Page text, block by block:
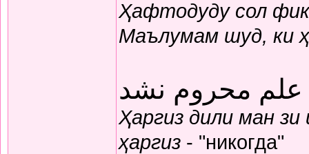
Ҳафтодуду сол
Маълумам шуд, ки
محروم نشد
Ҳаргиз дили ман
ҳаргиз - "никогда"